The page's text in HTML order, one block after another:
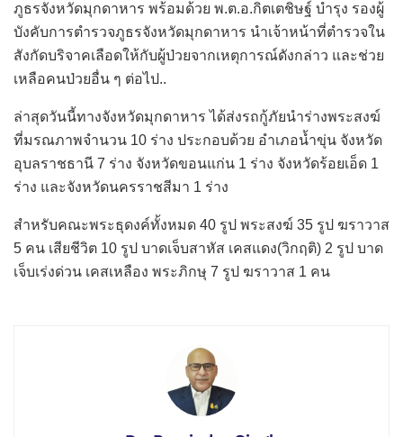
ภูธรจังหวัดมุกดาหาร พร้อมด้วย พ.ต.อ.กิตเตชิษฐ์ บำรุง รองผู้
บังคับการตำรวจภูธรจังหวัดมุกดาหาร นำเจ้าหน้าที่ตำรวจใน
สังกัดบริจาคเลือดให้กับผู้ป่วยจากเหตุการณ์ดังกล่าว และช่วย
เหลือคนป่วยอื่น ๆ ต่อไป..
ล่าสุดวันนี้ทางจังหวัดมุกดาหาร ได้ส่งรถกู้ภัยนำร่างพระสงฆ์
ที่มรณภาพจำนวน 10 ร่าง ประกอบด้วย อำเภอน้ำขุ่น จังหวัด
อุบลราชธานี 7 ร่าง จังหวัดขอนแก่น 1 ร่าง จังหวัดร้อยเอ็ด 1
ร่าง และจังหวัดนครราชสีมา 1 ร่าง
สำหรับคณะพระธุดงค์ทั้งหมด 40 รูป พระสงฆ์ 35 รูป ฆราวาส
5 คน เสียชีวิต 10 รูป บาดเจ็บสาหัส เคสแดง(วิกฤติ) 2 รูป บาด
เจ็บเร่งด่วน เคสเหลือง พระภิกษุ 7 รูป ฆราวาส 1 คน